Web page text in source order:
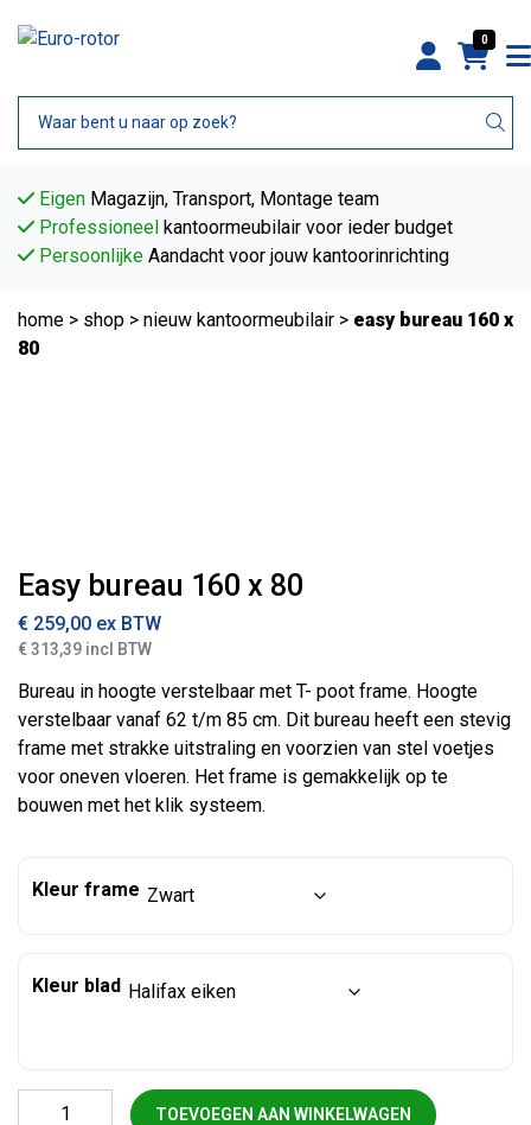
0
Eigen Magazijn, Transport, Montage team
Professioneel kantoormeubilair voor ieder budget
Persoonlijke Aandacht voor jouw kantoorinrichting
home > shop > nieuw kantoormeubilair > easy bureau 160 x
80
Easy bureau 160 x 80
€ 259,00 ex BTW
€ 313,39 incl BTW
Bureau in hoogte verstelbaar met T- poot frame. Hoogte
verstelbaar vanaf 62 t/m 85 cm. Dit bureau heeft een stevig
frame met strakke uitstraling en voorzien van stel voetjes
voor oneven vloeren. Het frame is gemakkelijk op te
bouwen met het klik systeem.
Kleur frame
Kleur blad
Easy bureau 160 x 80 aantal
TOEVOEGEN AAN WINKELWAGEN